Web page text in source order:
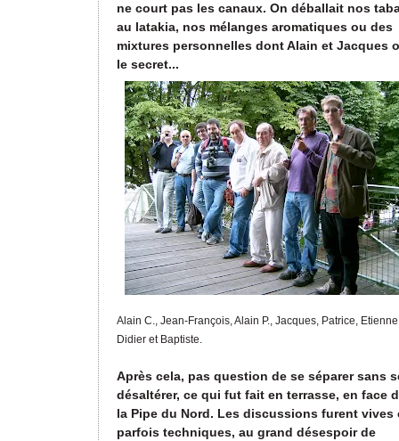
ne court pas les canaux. On déballait nos
au latakia, nos mélanges aromatiques ou des
mixtures personnelles dont Alain et Jacques
le secret...
Alain C., Jean-François, Alain P., Jacques, Patrice,
Didier et Baptiste.
Après cela, pas question de se séparer sans
désaltérer, ce qui fut fait en terrasse, en face
la Pipe du Nord. Les discussions furent vives
parfois techniques, au grand désespoir de